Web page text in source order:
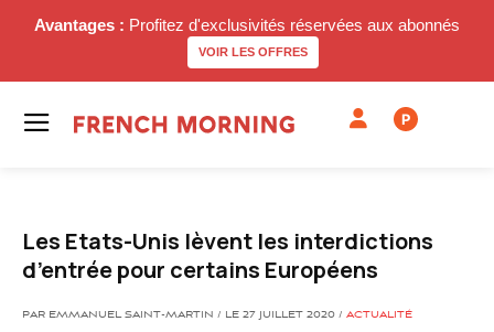
Avantages : Profitez d'exclusivités réservées aux abonnés
VOIR LES OFFRES
P
Les Etats-Unis lèvent les interdictions
d’entrée pour certains Européens
PAR EMMANUEL SAINT-MARTIN / LE 27 JUILLET 2020 / ACTUALITÉ